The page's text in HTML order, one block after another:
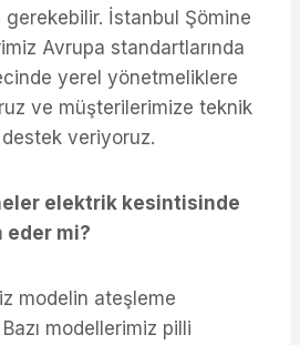
İstanbul Şömine
Avrupa standartlarında
yerel yönetmeliklere
ve müşterilerimize teknik
veriyoruz.
elektrik kesintisinde
eder mi?
modelin ateşleme
modellerimiz pilli